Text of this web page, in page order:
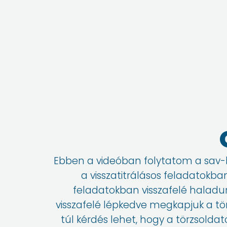
Ebben a videóban folytatom a
a visszatitrálásos
feladatokban visszafelé
visszafelé lépkedve megkapjuk a
túl kérdés lehet, hogy a